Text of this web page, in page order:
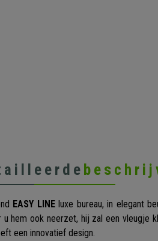
EASY LINEluxe bureau, in elegant
u hem ook neerzet, hij zal een vleugje
een innovatief design.